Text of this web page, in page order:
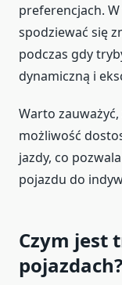
preferencjach.
spodziewać się
podczas gdy
dynamiczną i
Warto
możliwość
jazdy, co
pojazdu do
Czym jest
pojazdach?